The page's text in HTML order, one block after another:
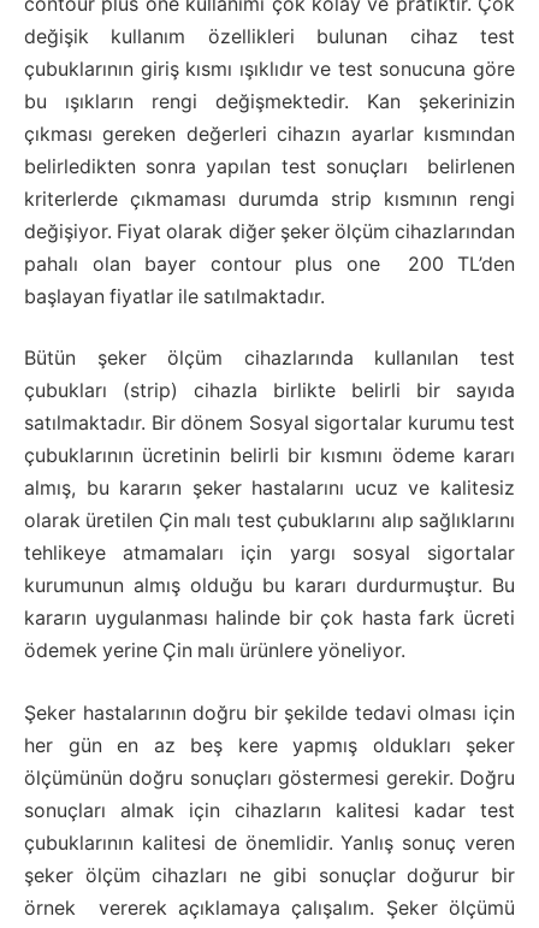
değişik kullanım özellikleri bulunan cihaz test
çubuklarının giriş kısmı ışıklıdır ve test sonucuna göre
bu ışıkların rengi değişmektedir. Kan şekerinizin
çıkması gereken değerleri cihazın ayarlar kısmından
belirledikten sonra yapılan test sonuçları belirlenen
kriterlerde çıkmaması durumda strip kısmının rengi
değişiyor. Fiyat olarak diğer şeker ölçüm cihazlarından
pahalı olan bayer contour plus one 200 TL’den
başlayan fiyatlar ile satılmaktadır.
Bütün şeker ölçüm cihazlarında kullanılan test
çubukları (strip) cihazla birlikte belirli bir sayıda
satılmaktadır. Bir dönem Sosyal sigortalar kurumu test
çubuklarının ücretinin belirli bir kısmını ödeme kararı
almış, bu kararın şeker hastalarını ucuz ve kalitesiz
olarak üretilen Çin malı test çubuklarını alıp sağlıklarını
tehlikeye atmamaları için yargı sosyal sigortalar
kurumunun almış olduğu bu kararı durdurmuştur. Bu
kararın uygulanması halinde bir çok hasta fark ücreti
ödemek yerine Çin malı ürünlere yöneliyor.
Şeker hastalarının doğru bir şekilde tedavi olması için
her gün en az beş kere yapmış oldukları şeker
ölçümünün doğru sonuçları göstermesi gerekir. Doğru
sonuçları almak için cihazların kalitesi kadar test
çubuklarının kalitesi de önemlidir. Yanlış sonuç veren
şeker ölçüm cihazları ne gibi sonuçlar doğurur bir
örnek vererek açıklamaya çalışalım. Şeker ölçümü